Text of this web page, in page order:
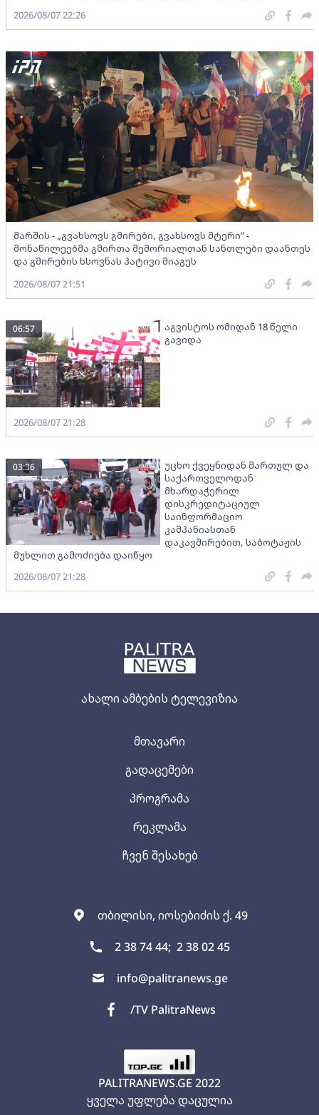
ახალი ამბების ტელევიზია
თბილისი, იოსებიძის ქ. 49
2 38 74 44; 2 38 02 45
info@palitranews.ge
/TV PalitraNews
მთავარი
გადაცემები
პროგრამა
რეკლამა
ჩვენ შესახებ
PALITRANEWS.GE 2022
ყველა უფლება დაცულია
2026/08/07 22:26
მარშის - „გვახსოვს გმირები, გვახსოვს მტერი” -
მონაწილეებმა გმირთა მემორიალთან სანთლები დაანთეს
და გმირების ხსოვნას პატივი მიაგეს
2026/08/07 21:51
აგვისტოს ომიდან 18 წელი
გავიდა
06:57
2026/08/07 21:28
უცხო ქვეყნიდან მართულ და
საქართველოდან
მხარდაჭერილ
დისკრედიტაციულ
საინფორმაციო
კამპანიასთან
დაკავშირებით, საბოტაჟის
მუხლით გამოძიება დაიწყო
03:36
2026/08/07 21:28